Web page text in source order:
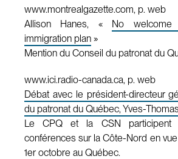
www.montrealgazette.com, p. web
Allison Hanes, « No welcome
immigration plan »
Mention du Conseil du patronat du
www.ici.radio-canada.ca, p. web
Débat avec le président-directeur
du patronat du Québec, Yves-
Le CPQ et la CSN participent
conférences sur la Côte-Nord en
1er octobre au Québec.